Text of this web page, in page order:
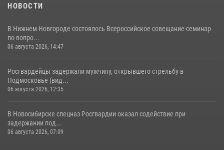
НОВОСТИ
В Нижнем Новгороде состоялось Всероссийское совещание-семинар
по вопро...
06 августа 2026, 14:47
Росгвардейцы задержали мужчину, открывшего стрельбу в
Подмосковье (вид...
06 августа 2026, 12:35
В Новосибирске спецназ Росгвардии оказал содействие при
задержании под...
06 августа 2026, 07:09